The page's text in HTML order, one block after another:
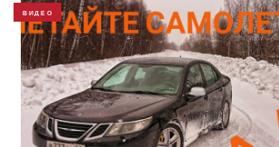
ВИДЕО